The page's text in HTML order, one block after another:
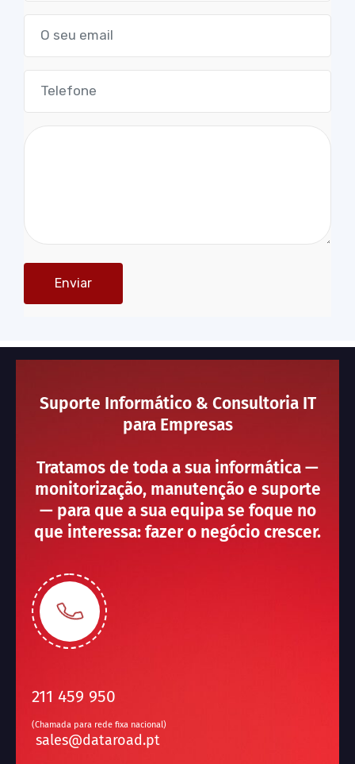
Suporte Informático & Consultoria IT
para Empresas
Tratamos de toda a sua informática —
monitorização, manutenção e suporte
— para que a sua equipa se foque no
que interessa: fazer o negócio crescer.
211 459 950
(Chamada para rede fixa nacional)
sales@dataroad.pt